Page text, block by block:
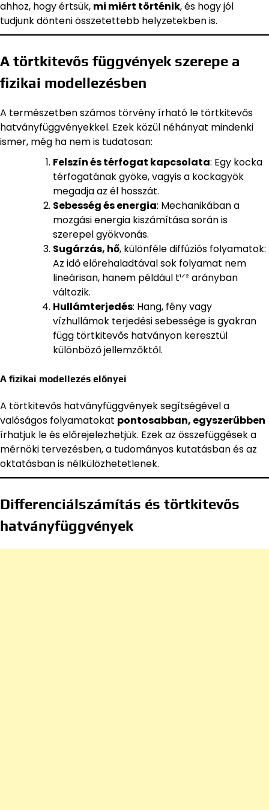
ahhoz, hogy értsük, mi miért történik, és hogy jól
tudjunk dönteni összetettebb helyzetekben is.
A törtkitevős függvények szerepe a
fizikai modellezésben
A természetben számos törvény írható le törtkitevős
hatványfüggvényekkel. Ezek közül néhányat mindenki
ismer, még ha nem is tudatosan:
Felszín és térfogat kapcsolata: Egy kocka
térfogatának gyöke, vagyis a kockagyök
megadja az él hosszát.
Sebesség és energia: Mechanikában a
mozgási energia kiszámítása során is
szerepel gyökvonás.
Sugárzás, hő, különféle diffúziós folyamatok:
Az idő előrehaladtával sok folyamat nem
lineárisan, hanem például t¹ᐟ² arányban
változik.
Hullámterjedés: Hang, fény vagy
vízhullámok terjedési sebessége is gyakran
függ törtkitevős hatványon keresztül
különböző jellemzőktől.
A fizikai modellezés előnyei
A törtkitevős hatványfüggvények segítségével a
valóságos folyamatokat pontosabban, egyszerűbben
írhatjuk le és előrejelezhetjük. Ezek az összefüggések a
mérnöki tervezésben, a tudományos kutatásban és az
oktatásban is nélkülözhetetlenek.
Differenciálszámítás és törtkitevős
hatványfüggvények